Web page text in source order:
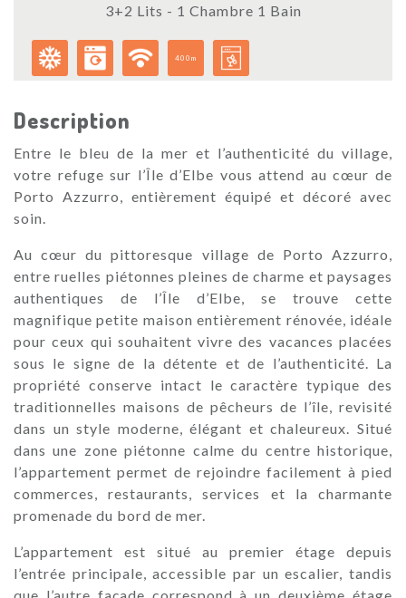
3+2 Lits - 1 Chambre 1 Bain
400m
Description
Entre le bleu de la mer et l’authenticité du village,
votre refuge sur l’Île d’Elbe vous attend au cœur de
Porto Azzurro, entièrement équipé et décoré avec
soin.
Au cœur du pittoresque village de Porto Azzurro,
entre ruelles piétonnes pleines de charme et paysages
authentiques de l’Île d’Elbe, se trouve cette
magnifique petite maison entièrement rénovée, idéale
pour ceux qui souhaitent vivre des vacances placées
sous le signe de la détente et de l’authenticité. La
propriété conserve intact le caractère typique des
traditionnelles maisons de pêcheurs de l’île, revisité
dans un style moderne, élégant et chaleureux. Situé
dans une zone piétonne calme du centre historique,
l’appartement permet de rejoindre facilement à pied
commerces, restaurants, services et la charmante
promenade du bord de mer.
L’appartement est situé au premier étage depuis
l’entrée principale, accessible par un escalier, tandis
que l’autre façade correspond à un deuxième étage